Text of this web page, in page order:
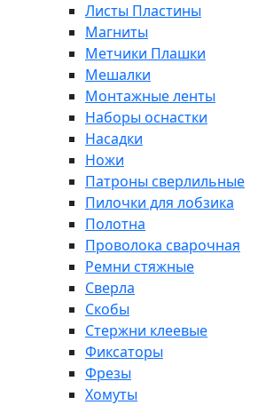
Листы Пластины
Магниты
Метчики Плашки
Мешалки
Монтажные ленты
Наборы оснастки
Насадки
Ножи
Патроны сверлильные
Пилочки для лобзика
Полотна
Проволока сварочная
Ремни стяжные
Сверла
Скобы
Стержни клеевые
Фиксаторы
Фрезы
Хомуты